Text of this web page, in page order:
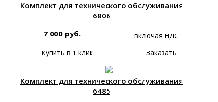
Комплект для технического обслуживания
6806
7 000 руб.
включая НДС
Купить в 1 клик
Заказать
Комплект для технического обслуживания
6485